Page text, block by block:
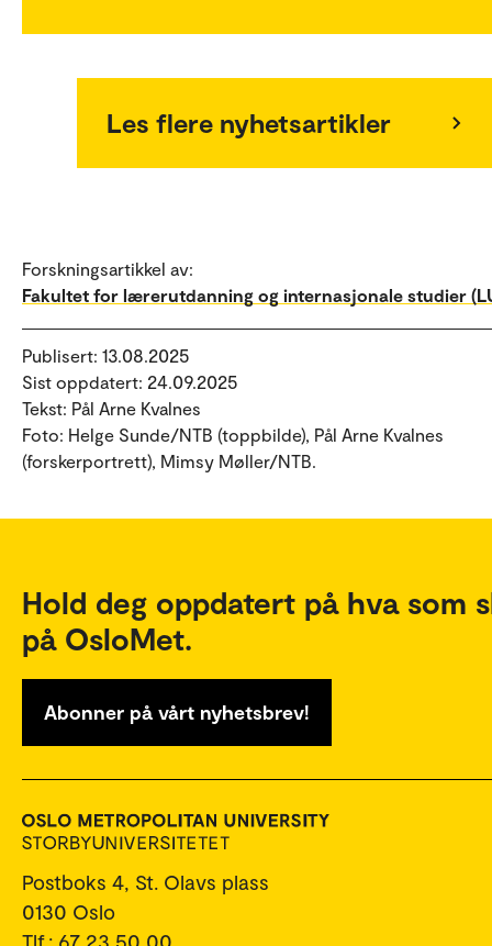
Les flere nyhetsartikler
Forskningsartikkel av:
Fakultet for lærerutdanning og internasjonale studier
Publisert: 13.08.2025
Sist oppdatert: 24.09.2025
Tekst: Pål Arne Kvalnes
Foto: Helge Sunde/NTB (toppbilde), Pål Arne Kvalnes
(forskerportrett), Mimsy Møller/NTB.
Hold deg oppdatert på hva som
på OsloMet.
Abonner på vårt nyhetsbrev!
Postboks 4, St. Olavs plass
0130 Oslo